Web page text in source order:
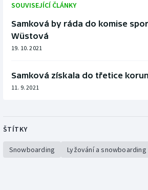
SOUVISEJÍCÍ ČLÁNKY
Samková by ráda do komise
Wüstová
19. 10. 2021
Samková získala do třetice
11. 9. 2021
ŠTÍTKY
Snowboarding Lyžování a snowboarding